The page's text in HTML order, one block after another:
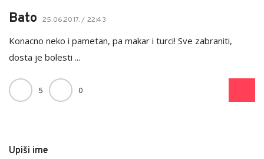
Bato 25.06.2017. / 22:43
Konacno neko i pametan, pa makar i turci! Sve zabraniti,
dosta je bolesti ...
5 0
Upiši ime